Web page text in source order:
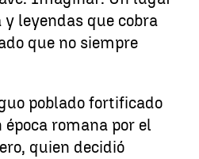
leyendas que cobra
que no siempre
poblado fortificado
romana por el
quien decidió